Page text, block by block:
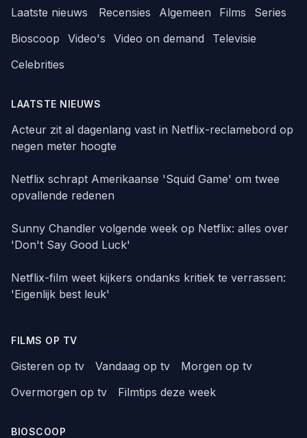
Laatste nieuws Recensies Algemeen Films
Series
Bioscoop
Video's Video on demand
Televisie
Celebrities
LAATSTE NIEUWS
Acteur zit al dagenlang vast in Netflix-reclamebord op
negen meter hoogte
Netflix schrapt Amerikaanse 'Squid Game' om twee
opvallende redenen
Sunny Chandler volgende week op Netflix: alles over
'Don't Say Good Luck'
Netflix-film weet kijkers ondanks kritiek te verrassen:
'Eigenlijk best leuk'
FILMS OP TV
Gisteren op tv Vandaag op tv
Morgen op tv
Overmorgen op tv
Filmtips deze week
BIOSCOOP